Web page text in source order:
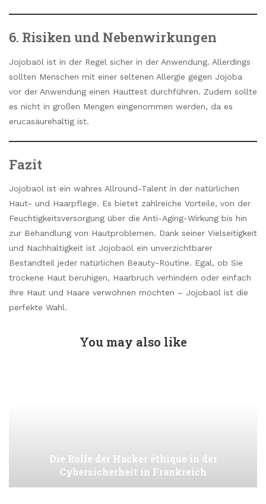
6. Risiken und Nebenwirkungen
Jojobaöl ist in der Regel sicher in der Anwendung. Allerdings
sollten Menschen mit einer seltenen Allergie gegen Jojoba
vor der Anwendung einen Hauttest durchführen. Zudem sollte
es nicht in großen Mengen eingenommen werden, da es
erucasäurehaltig ist.
Fazit
Jojobaöl ist ein wahres Allround-Talent in der natürlichen
Haut- und Haarpflege. Es bietet zahlreiche Vorteile, von der
Feuchtigkeitsversorgung über die Anti-Aging-Wirkung bis hin
zur Behandlung von Hautproblemen. Dank seiner Vielseitigkeit
und Nachhaltigkeit ist Jojobaöl ein unverzichtbarer
Bestandteil jeder natürlichen Beauty-Routine. Egal, ob Sie
trockene Haut beruhigen, Haarbruch verhindern oder einfach
Ihre Haut und Haare verwöhnen möchten – Jojobaöl ist die
perfekte Wahl.
You may also like
Die Rolle der Hacker éthique in der
Cybersicherheit in Frankreich